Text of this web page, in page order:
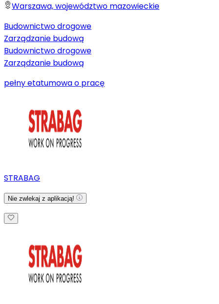
Warszawa, województwo mazowieckie
Budownictwo drogowe
Zarządzanie budową
Budownictwo drogowe
Zarządzanie budową
pełny etatumowa o pracę
STRABAG
Nie zwlekaj z aplikacją!